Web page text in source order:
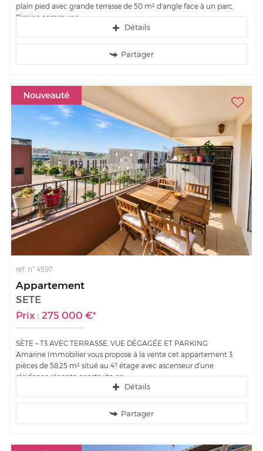
plain pied avec grande terrasse de 50 m² d'angle face à un parc.
Piscine commune....
Détails
Partager
ref. n° 4597
Appartement
SETE
Prix : 275 000 €*
SÈTE – T3 AVEC TERRASSE, VUE DÉGAGÉE ET PARKING
Amarine Immobilier vous propose à la vente cet appartement 3
pièces de 58,25 m² situé au 4? étage avec ascenseur d'une
résidence récente construite en...
Détails
Partager